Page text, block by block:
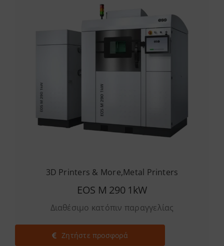
3D Printers & More,Metal Printers
EOS M 290 1kW
Διαθέσιμο κατόπιν παραγγελίας
Ζητήστε προσφορά